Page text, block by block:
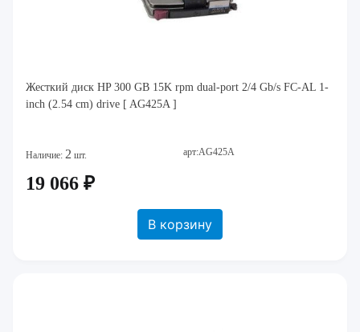
Жесткий диск HP 300 GB 15K rpm dual-port 2/4 Gb/s FC-AL 1-
inch (2.54 cm) drive [ AG425A ]
Наличие: 2 шт. арт:AG425A
19 066 ₽
В корзину